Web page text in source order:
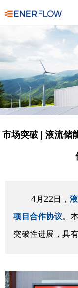
市场突破 | 液流储
4月22日，
项目合作协议。
突破性进展，具